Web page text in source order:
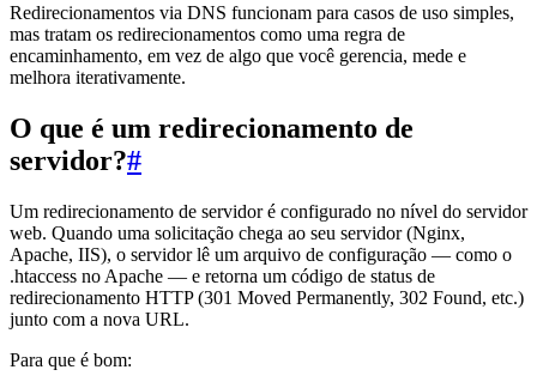
Redirecionamentos via DNS funcionam para casos de uso simples,
mas tratam os redirecionamentos como uma regra de
encaminhamento, em vez de algo que você gerencia, mede e
melhora iterativamente.
O que é um redirecionamento de
servidor?#
Um redirecionamento de servidor é configurado no nível do servidor
web. Quando uma solicitação chega ao seu servidor (Nginx,
Apache, IIS), o servidor lê um arquivo de configuração — como o
.htaccess no Apache — e retorna um código de status de
redirecionamento HTTP (301 Moved Permanently, 302 Found, etc.)
junto com a nova URL.
Para que é bom: